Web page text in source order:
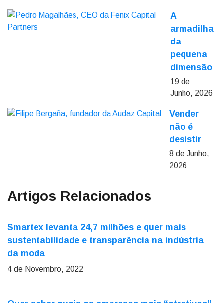
A
armadilha
da
pequena
dimensão
19 de
Junho, 2026
Vender
não é
desistir
8 de Junho,
2026
Artigos Relacionados
Smartex levanta 24,7 milhões e quer mais
sustentabilidade e transparência na indústria
da moda
4 de Novembro, 2022